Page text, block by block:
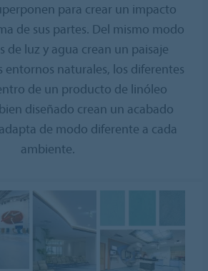
para crear un impacto
de sus partes. Del mismo modo
de luz y agua crean un paisaje
entornos naturales, los diferentes
de un producto de linóleo
diseñado crean un acabado
de modo diferente a cada
ambiente.